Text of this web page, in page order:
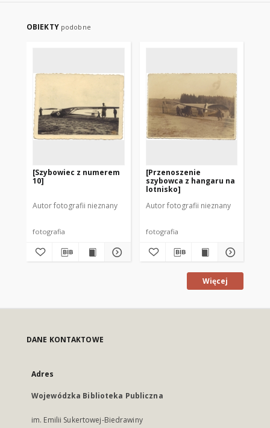
OBIEKTY podobne
[Szybowiec z numerem
10]
Autor fotografii nieznany
fotografia
[Przenoszenie
szybowca z hangaru na
lotnisko]
Autor fotografii nieznany
fotografia
Więcej
DANE KONTAKTOWE
Adres
Wojewódzka Biblioteka Publiczna
im. Emilii Sukertowej-Biedrawiny